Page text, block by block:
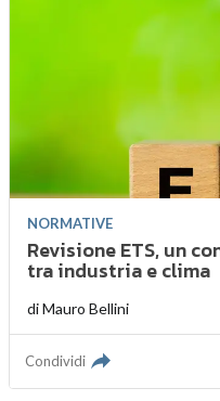
NORMATIVE
Revisione ETS, un
tra industria e clima
diMauro Bellini
Condividi